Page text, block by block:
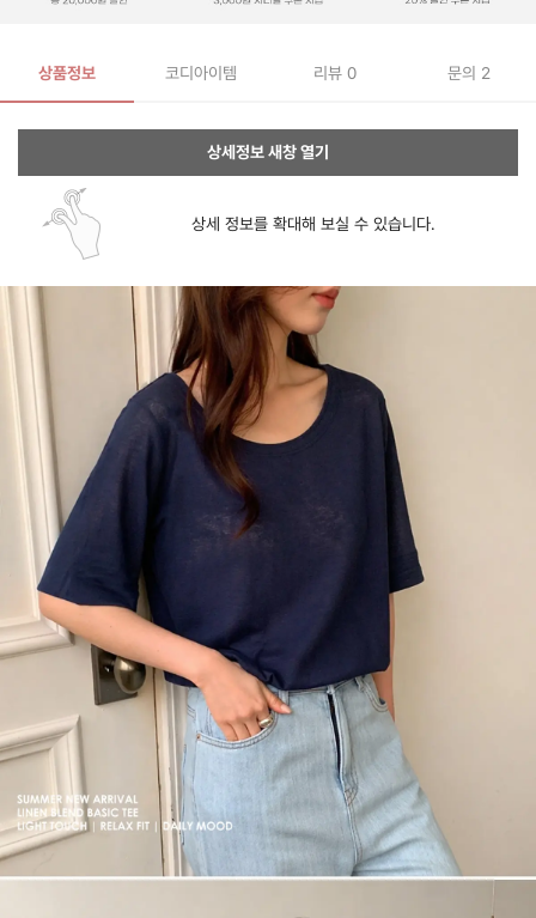
상품정보 코디아이템 리뷰 0 문의 2
상세정보 새창 열기
상세 정보를 확대해 보실 수 있습니다.